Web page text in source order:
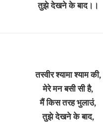
तुझे देखने के बाद।।
तस्वीर श्यामा श्याम की,
मेरे मन बसी सी है,
मैं किस तरह भुलाउं,
तुझे देखने के बाद,